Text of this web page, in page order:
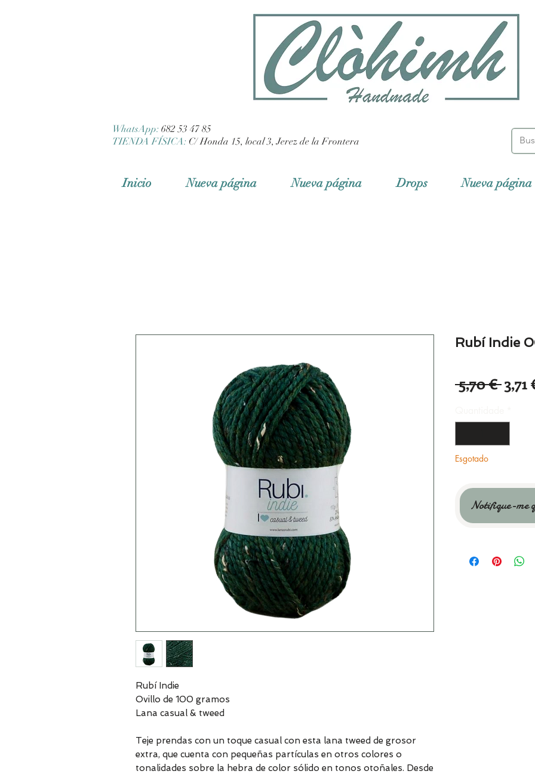
WhatsApp: 682 53 47 85
TIENDA FÍSICA: C/ Honda 15, local 3, Jerez de la Frontera
Inicio Nueva página Nueva página Drops Nueva página
Rubí Indie
Ovillo de 100 gramos
Lana casual & tweed
Teje prendas con un toque casual con esta lana tweed de grosor
extra, que cuenta con pequeñas partículas en otros colores o
tonalidades sobre la hebra de color sólido en tonos otoñales. Desde
Rubí Indie
5,70 € 3,71
Esgotado
Notifique-me